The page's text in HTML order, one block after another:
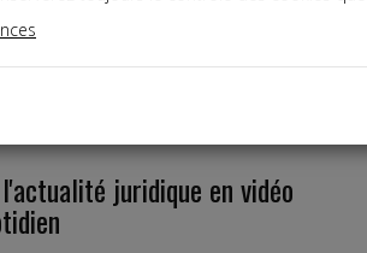
juridique en vidéo